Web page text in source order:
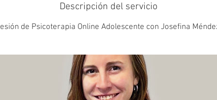
Descripción del servicio
de Psicoterapia Online Adolescente con Josefina